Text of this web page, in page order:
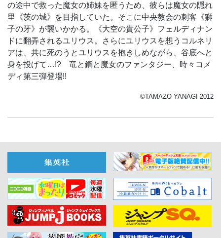
の途中で救った魔女の姉妹を匿うため、彼らは魔女の隠れ
里《茨の城》を目指していた。そこに中央教会の刺客《獅
子の牙》が襲いかかる。《大空の貴公子》フェルディナン
ドに翻弄されるユリウス。さらにユリウスを想うコルネリ
アは、共に死のうとユリウスを抱きしめながら、谷底へと
身を投げて…!? 竜と鋼と魔女のファンタジー、時々コメ
ディ第三弾登場!!
©TAMAZO YANAGI 2012